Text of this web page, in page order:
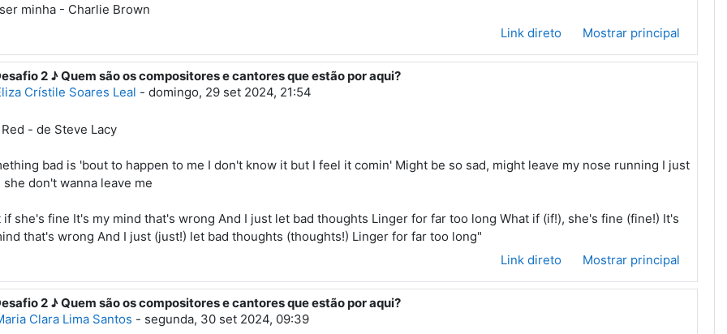
minha - Charlie Brown
Link direto
Mostrar principal
à Primeiro post
2 ♪ Quem são os compositores e cantores que estão por aqui?
Crístile Soares Leal - domingo, 29 set 2024, 21:54
- de Steve Lacy
bad is 'bout to happen to me I don't know it but I feel it comin' Might be so sad, might leave my nose running I just
she don't wanna leave me
if she's fine It's my mind that's wrong And I just let bad thoughts Linger for far too long What if (if!), she's fine (fine!) It's
that's wrong And I just (just!) let bad thoughts (thoughts!) Linger for far too long"
Link direto
Mostrar principal
à Primeiro post
2 ♪ Quem são os compositores e cantores que estão por aqui?
Clara Lima Santos - segunda, 30 set 2024, 09:39